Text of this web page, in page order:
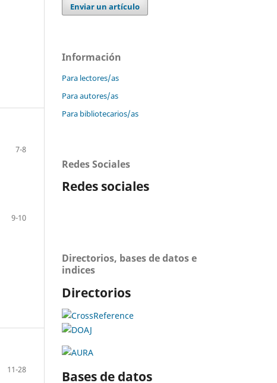
7-8
9-10
11-28
Enviar un artículo
Información
Para lectores/as
Para autores/as
Para bibliotecarios/as
Redes Sociales
Redes sociales
Directorios, bases de datos e
indices
Directorios
Bases de datos